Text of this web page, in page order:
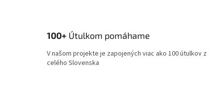
100+ Útulkom pomáhame
V našom projekte je zapojených viac ako 100 útulkov z
celého Slovenska